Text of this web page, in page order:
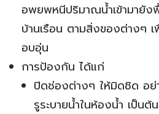
อพยพหนีปริมาณน้ำเข้ามายั
บ้านเรือน ตามสิ่งของต่างๆ
อบอุ่น
การป้องกัน ได้แก่
ปิดช่องต่างๆ ให้มิดชิด อย่
รูระบายน้ำในห้องน้ำ เป็นต้น